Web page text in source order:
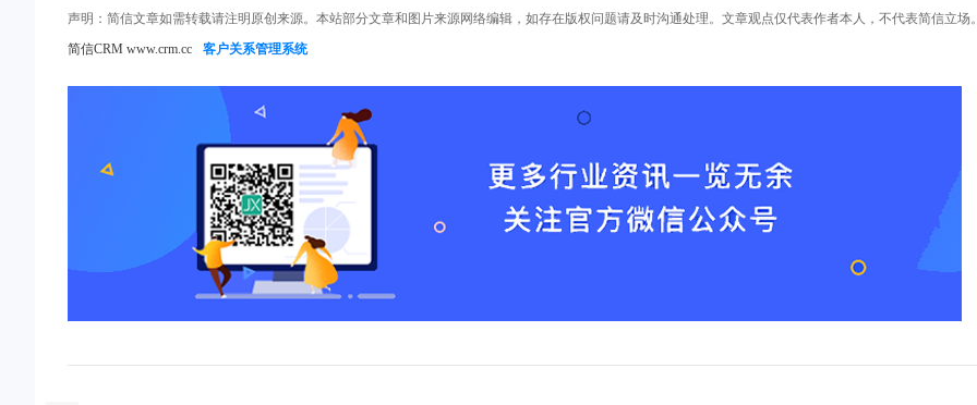
声明：简信文章如需转载请注明原创来源。本站部分文章和图片来源网络编辑，如存在版权问题请及时沟通处理。文章观点仅代表作者本人，不代表简信立场。
简信CRM www.crm.cc
客户关系管理系统